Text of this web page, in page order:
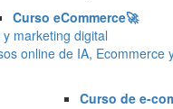
Curso eCommerce🚀
marketing digital
online de IA, Ecommerce
Curso de e-